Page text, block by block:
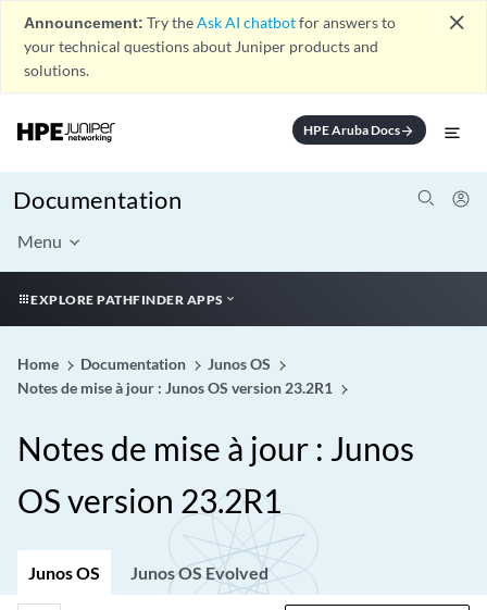
Announcement: Try theAsk AI chatbotfor answers to
your technical questions about Juniper products and
solutions.
close
HPE Aruba Docsarrow_forward
Documentation
Menu
EXPLORE PATHFINDER APPS
Home Documentation
Junos OS
Notes de mise à jour : Junos OS version 23.2R1
Notes de mise à jour : Junos
OS version 23.2R1
Junos OS Junos OS Evolved